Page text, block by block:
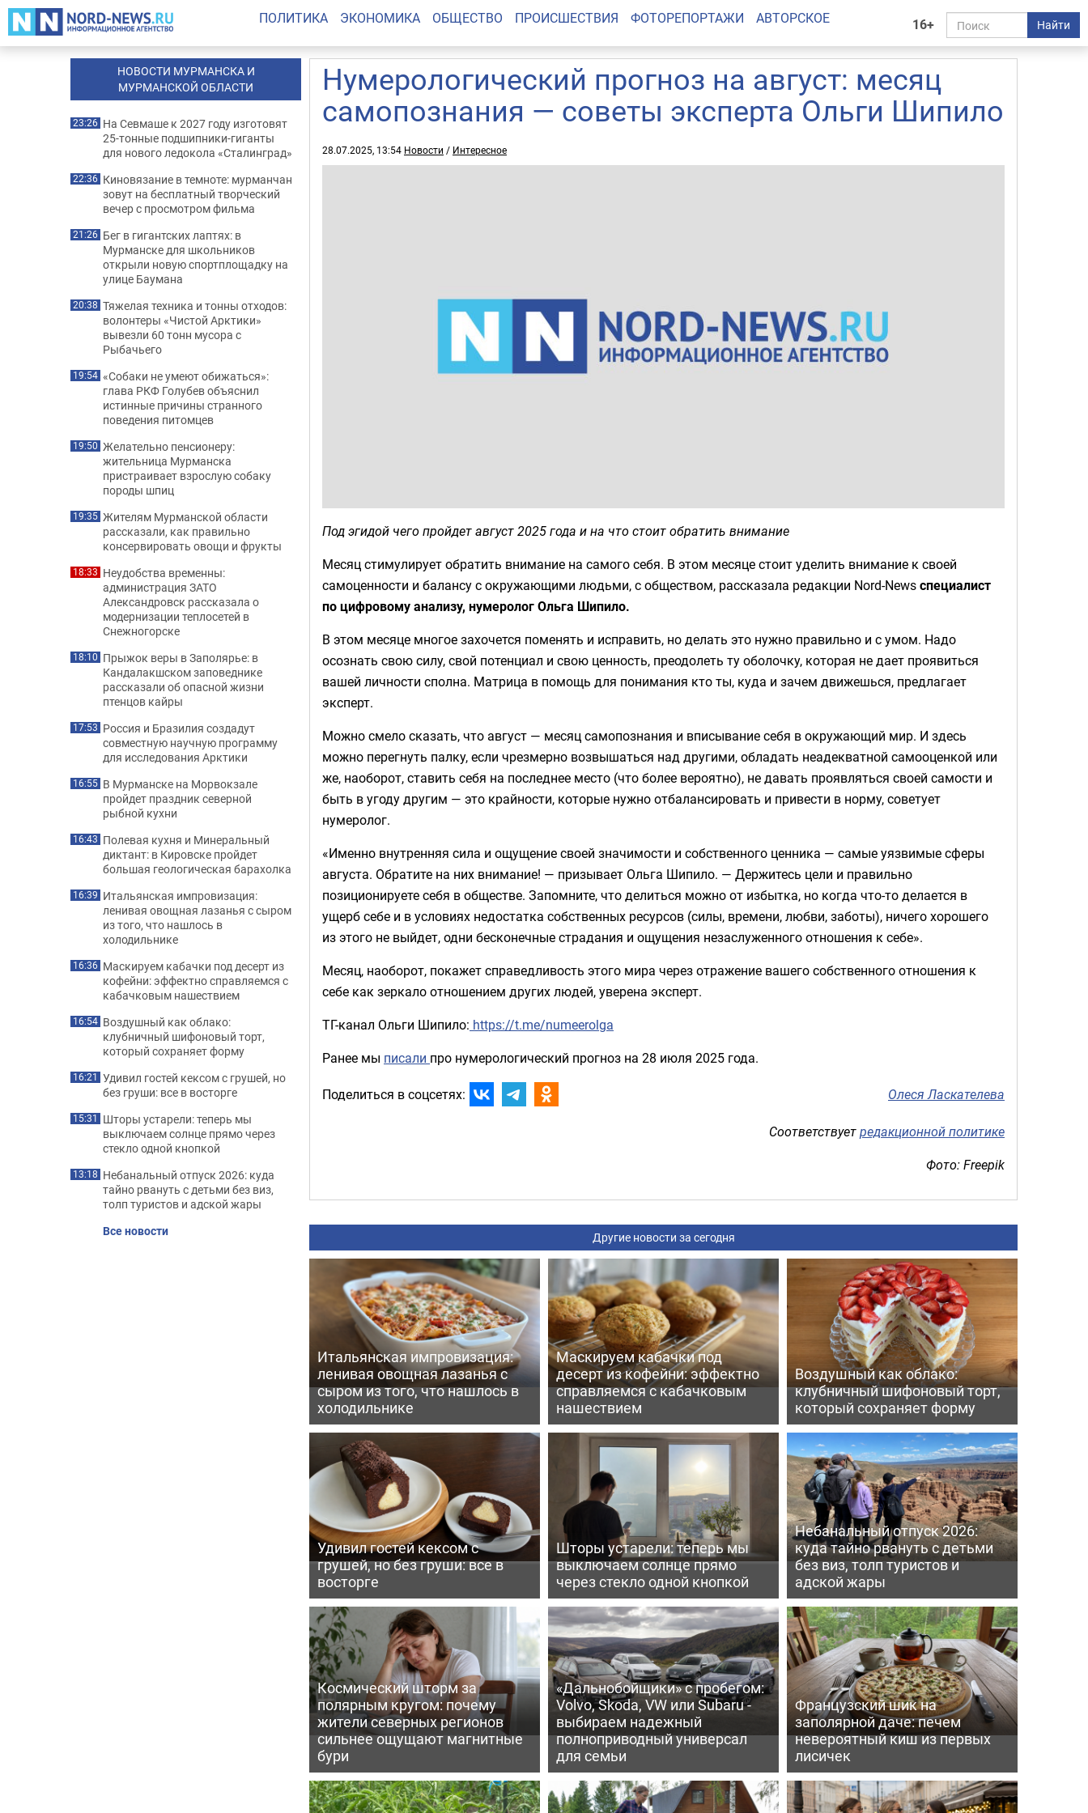
16+ Найти
ПОЛИТИКА ЭКОНОМИКА ОБЩЕСТВО ПРОИСШЕСТВИЯ ФОТОРЕПОРТАЖИ АВТОРСКОЕ
Нумерологический прогноз на август: месяц
самопознания — советы эксперта Ольги Шипило
28.07.2025, 13:54 Новости / Интересное
Под эгидой чего пройдет август 2025 года и на что стоит обратить внимание
Месяц стимулирует обратить внимание на самого себя. В этом месяце стоит уделить внимание к своей
самоценности и балансу с окружающими людьми, с обществом, рассказала редакции Nord-Newsспециалист
по цифровому анализу, нумеролог Ольга Шипило.
В этом месяце многое захочется поменять и исправить, но делать это нужно правильно и с умом. Надо
осознать свою силу, свой потенциал и свою ценность, преодолеть ту оболочку, которая не дает проявиться
вашей личности сполна. Матрица в помощь для понимания кто ты, куда и зачем движешься, предлагает
эксперт.
Можно смело сказать, что август — месяц самопознания и вписывание себя в окружающий мир. И здесь
можно перегнуть палку, если чрезмерно возвышаться над другими, обладать неадекватной самооценкой или
же, наоборот, ставить себя на последнее место (что более вероятно), не давать проявляться своей самости и
быть в угоду другим — это крайности, которые нужно отбалансировать и привести в норму, советует
нумеролог.
«Именно внутренняя сила и ощущение своей значимости и собственного ценника — самые уязвимые сферы
августа. Обратите на них внимание! — призывает Ольга Шипило. — Держитесь цели и правильно
позиционируете себя в обществе. Запомните, что делиться можно от избытка, но когда что-то делается в
ущерб себе и в условиях недостатка собственных ресурсов (силы, времени, любви, заботы), ничего хорошего
из этого не выйдет, одни бесконечные страдания и ощущения незаслуженного отношения к себе».
Месяц, наоборот, покажет справедливость этого мира через отражение вашего собственного отношения к
себе как зеркало отношением других людей, уверена эксперт.
ТГ-канал Ольги Шипило: https://t.me/numeerolga
Ранее мы писали про нумерологический прогноз на 28 июля 2025 года.
Поделиться в соцсетях: Олеся Ласкателева
Соответствуетредакционной политике
Фото: Freepik
Другие новости за сегодня
Итальянская импровизация:
ленивая овощная лазанья с
сыром из того, что нашлось в
холодильнике
Маскируем кабачки под
десерт из кофейни: эффектно
справляемся с кабачковым
нашествием
Воздушный как облако:
клубничный шифоновый торт,
который сохраняет форму
Удивил гостей кексом с
грушей, но без груши: все в
восторге
Шторы устарели: теперь мы
выключаем солнце прямо
через стекло одной кнопкой
Небанальный отпуск 2026:
куда тайно рвануть с детьми
без виз, толп туристов и
адской жары
Космический шторм за
полярным кругом: почему
жители северных регионов
сильнее ощущают магнитные
бури
«Дальнобойщики» с пробегом:
Volvo, Skoda, VW или Subaru -
выбираем надежный
полноприводный универсал
для семьи
Французский шик на
заполярной даче: печем
невероятный киш из первых
лисичек
НОВОСТИ МУРМАНСКА И
МУРМАНСКОЙ ОБЛАСТИ
23:26 На Севмаше к 2027 году изготовят
25-тонные подшипники-гиганты
для нового ледокола «Сталинград»
22:36 Киновязание в темноте: мурманчан
зовут на бесплатный творческий
вечер с просмотром фильма
21:26 Бег в гигантских лаптях: в
Мурманске для школьников
открыли новую спортплощадку на
улице Баумана
20:38 Тяжелая техника и тонны отходов:
волонтеры «Чистой Арктики»
вывезли 60 тонн мусора с
Рыбачьего
19:54 «Собаки не умеют обижаться»:
глава РКФ Голубев объяснил
истинные причины странного
поведения питомцев
19:50 Желательно пенсионеру:
жительница Мурманска
пристраивает взрослую собаку
породы шпиц
19:35 Жителям Мурманской области
рассказали, как правильно
консервировать овощи и фрукты
18:33 Неудобства временны:
администрация ЗАТО
Александровск рассказала о
модернизации теплосетей в
Снежногорске
18:10 Прыжок веры в Заполярье: в
Кандалакшском заповеднике
рассказали об опасной жизни
птенцов кайры
17:53 Россия и Бразилия создадут
совместную научную программу
для исследования Арктики
16:55 В Мурманске на Морвокзале
пройдет праздник северной
рыбной кухни
16:43 Полевая кухня и Минеральный
диктант: в Кировске пройдет
большая геологическая барахолка
16:39 Итальянская импровизация:
ленивая овощная лазанья с сыром
из того, что нашлось в
холодильнике
16:36 Маскируем кабачки под десерт из
кофейни: эффектно справляемся с
кабачковым нашествием
16:54 Воздушный как облако:
клубничный шифоновый торт,
который сохраняет форму
16:21 Удивил гостей кексом с грушей, но
без груши: все в восторге
15:31 Шторы устарели: теперь мы
выключаем солнце прямо через
стекло одной кнопкой
13:18 Небанальный отпуск 2026: куда
тайно рвануть с детьми без виз,
толп туристов и адской жары
Все новости